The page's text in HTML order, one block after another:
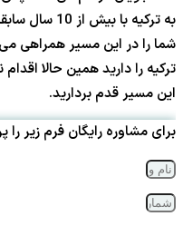
به ترکیه با
شما را در این مسیر همراهی
ترکیه را دارید همین حالا
این مسیر قدم بردارید.
برای مشاوره رایگان فرم زیر را